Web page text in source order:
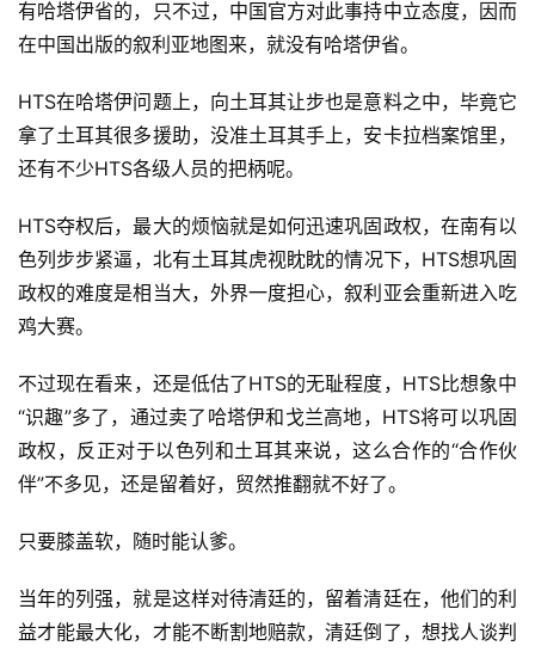
有哈塔伊省的，只不过，中国官方对此事持中立态度，因而
在中国出版的叙利亚地图来，就没有哈塔伊省。
HTS在哈塔伊问题上，向土耳其让步也是意料之中，毕竟它
拿了土耳其很多援助，没准土耳其手上，安卡拉档案馆里，
还有不少HTS各级人员的把柄呢。
HTS夺权后，最大的烦恼就是如何迅速巩固政权，在南有以
色列步步紧逼，北有土耳其虎视眈眈的情况下，HTS想巩固
政权的难度是相当大，外界一度担心，叙利亚会重新进入吃
鸡大赛。
不过现在看来，还是低估了HTS的无耻程度，HTS比想象中
“识趣”多了，通过卖了哈塔伊和戈兰高地，HTS将可以巩固
政权，反正对于以色列和土耳其来说，这么合作的“合作伙
伴”不多见，还是留着好，贸然推翻就不好了。
只要膝盖软，随时能认爹。
当年的列强，就是这样对待清廷的，留着清廷在，他们的利
益才能最大化，才能不断割地赔款，清廷倒了，想找人谈判